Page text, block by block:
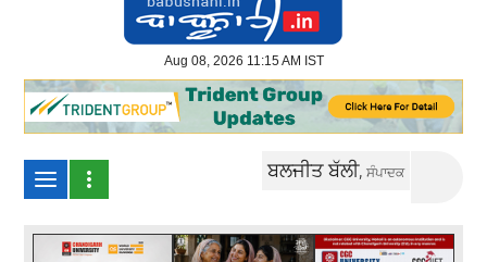
Aug 08, 2026 11:15 AM IST
ਬਲਜੀਤ ਬੱਲੀ,ਸੰਪਾਦਕ